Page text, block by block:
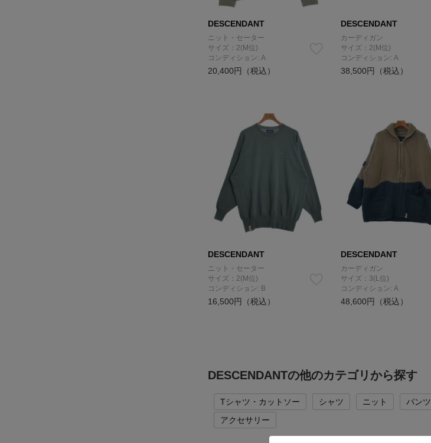
DESCENDANT
ニット・セーター
サイズ：2(M位)
コンディション: A
20,400円（税込）
DESCENDANT
カーディガン
サイズ：2(M位)
コンディション: A
38,500円（税込）
DESCENDANT
ニット・セーター
サイズ：2(M位)
コンディション: B
16,500円（税込）
DESCENDANT
カーディガン
サイズ：3(L位)
コンディション: A
48,600円（税込）
DESCENDANTの他のカテゴリから探す
Tシャツ・カットソー シャツ ニット パンツ
アクセサリー